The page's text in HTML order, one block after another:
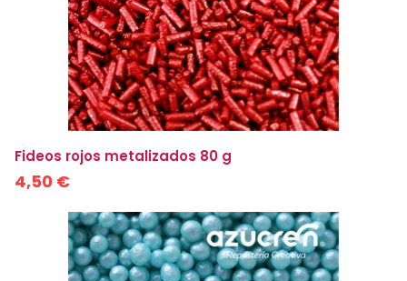
Fideos rojos metalizados 80 g
4,50 €